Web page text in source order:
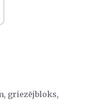
griezējbloks,